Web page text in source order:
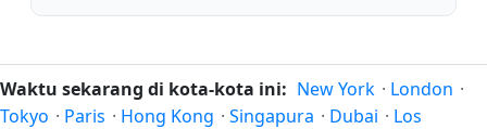
Waktu sekarang di kota-kota ini: New York · London ·
Tokyo · Paris · Hong Kong · Singapura · Dubai · Los